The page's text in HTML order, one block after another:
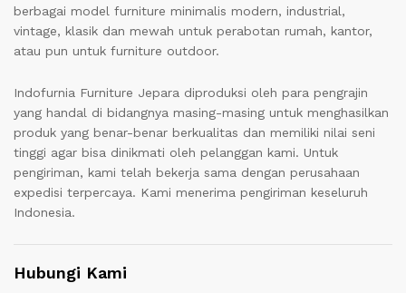
berbagai model furniture minimalis modern, industrial,
vintage, klasik dan mewah untuk perabotan rumah, kantor,
atau pun untuk furniture outdoor.
Indofurnia Furniture Jepara diproduksi oleh para pengrajin
yang handal di bidangnya masing-masing untuk menghasilkan
produk yang benar-benar berkualitas dan memiliki nilai seni
tinggi agar bisa dinikmati oleh pelanggan kami. Untuk
pengiriman, kami telah bekerja sama dengan perusahaan
expedisi terpercaya. Kami menerima pengiriman keseluruh
Indonesia.
Hubungi Kami